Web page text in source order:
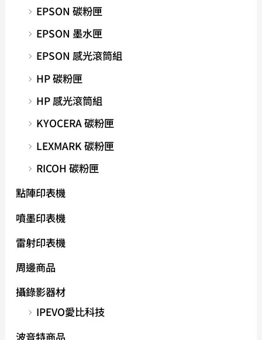
EPSON 碳粉匣
EPSON 墨水匣
EPSON 感光滾筒組
HP 碳粉匣
HP 感光滾筒組
KYOCERA 碳粉匣
LEXMARK 碳粉匣
RICOH 碳粉匣
點陣印表機
噴墨印表機
雷射印表機
周邊商品
攝錄影器材
IPEVO愛比科技
波音特商品